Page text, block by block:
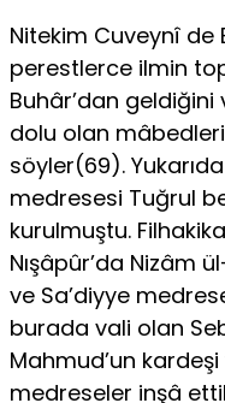
Nitekim Cuveynî de
perestlerce ilmin
Buhâr’dan
dolu olan
söyler(69).
medresesi Tuğrul
kurulmuştu.
Nışâpûr’da Nizâm
ve Sa’diyye
burada vali olan
Mahmud’un
medreseler inşâ